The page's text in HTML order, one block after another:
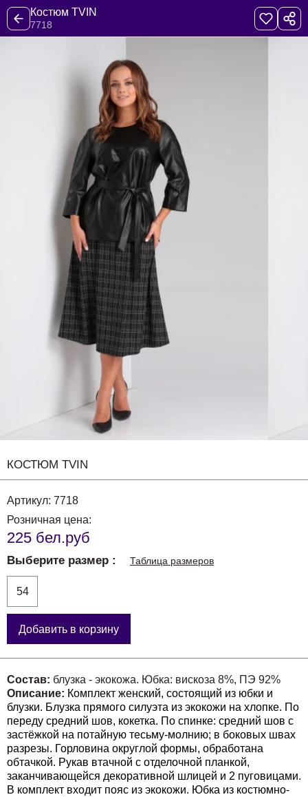
Костюм TVIN
7718
КОСТЮМ TVIN
Артикул: 7718
Розничная цена:
225 бел.руб
Выберите размер Таблица размеров
54
Добавить в корзину
Состав: блузка - экокожа. Юбка: вискоза 8%, ПЭ 92%
Описание: Комплект женский, состоящий из юбки и
блузки. Блузка прямого силуэта из экокожи на хлопке. По
переду средний шов, кокетка. По спинке: средний шов с
застёжкой на потайную тесьму-молнию; в боковых швах
разрезы. Горловина округлой формы, обработана
обтачкой. Рукав втачной с отделочной планкой,
заканчивающейся декоративной шлицей и 2 пуговицами.
В комплект входит пояс из экокожи. Юбка из костюмно-